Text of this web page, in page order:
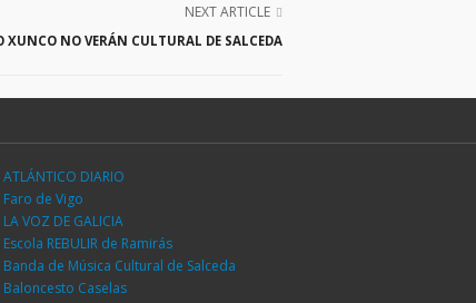
NEXT ARTICLE
XUNCO NO VERÁN CULTURAL DE SALCEDA
ATLÁNTICO DIARIO
Faro de Vigo
LA VOZ DE GALICIA
Escola REBULIR de Ramirás
Banda de Música Cultural de Salceda
Baloncesto Caselas